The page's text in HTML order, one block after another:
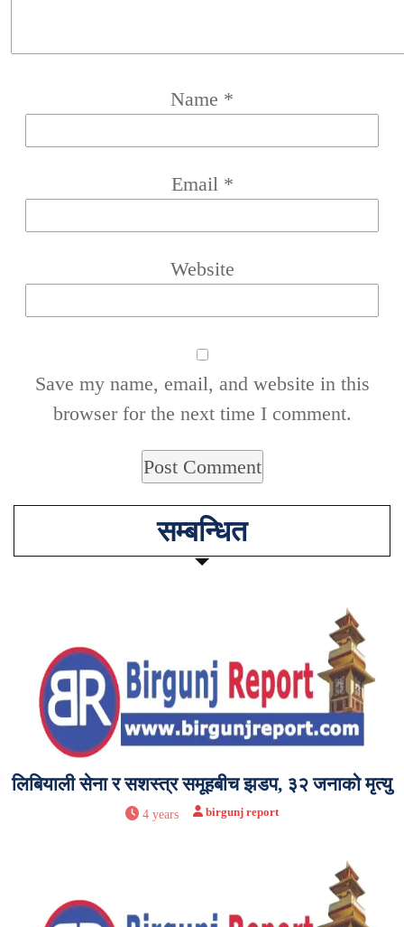
Name *
Email *
Website
Save my name, email, and website in this
browser for the next time I comment.
सम्बन्धित
लिबियाली सेना र सशस्त्र समूहबीच झडप, ३२ जनाको मृत्यु
4 years birgunj report